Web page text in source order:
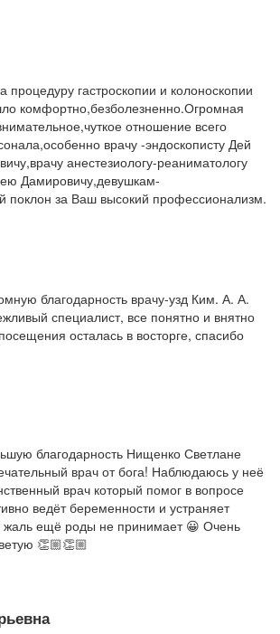
гастроскопии и колоноскопии
комфортно,безболезненно.Огромная
отношение всего
врачу -эндоскописту Дей
анестезиологу-реаниматологу
Дамировичу,девушкам-
поклон за Ваш высокий профессионализм.
благодарность врачу-узд Ким. А. А.
специалист, все понятно и внятно
осталась в восторге, спасибо
благодарность Нищенко Светлане
врач от бога! Наблюдаюсь у неё
врач который помог в вопросе
ведёт беременности и устраняет
жаль ещё роды не принимает 😀 Очень
👏🏼👏🏼